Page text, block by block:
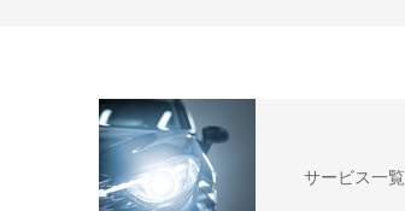
サービス一覧